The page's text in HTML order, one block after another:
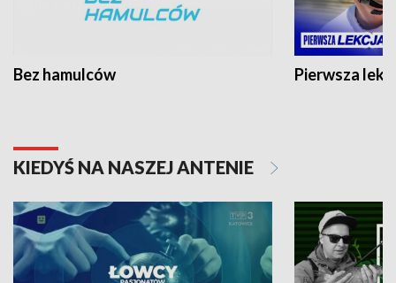
Bez hamulców Pierwsza
KIEDYŚ NA NASZEJ ANTENIE